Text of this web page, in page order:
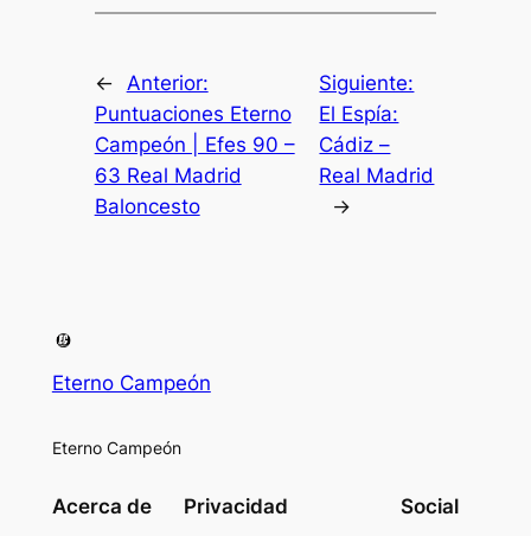
←
Anterior:
Puntuaciones Eterno
Campeón | Efes 90 –
63 Real Madrid
Baloncesto
Siguiente:
El Espía:
Cádiz –
Real Madrid
→
Eterno Campeón
Eterno Campeón
Acerca de Privacidad Social